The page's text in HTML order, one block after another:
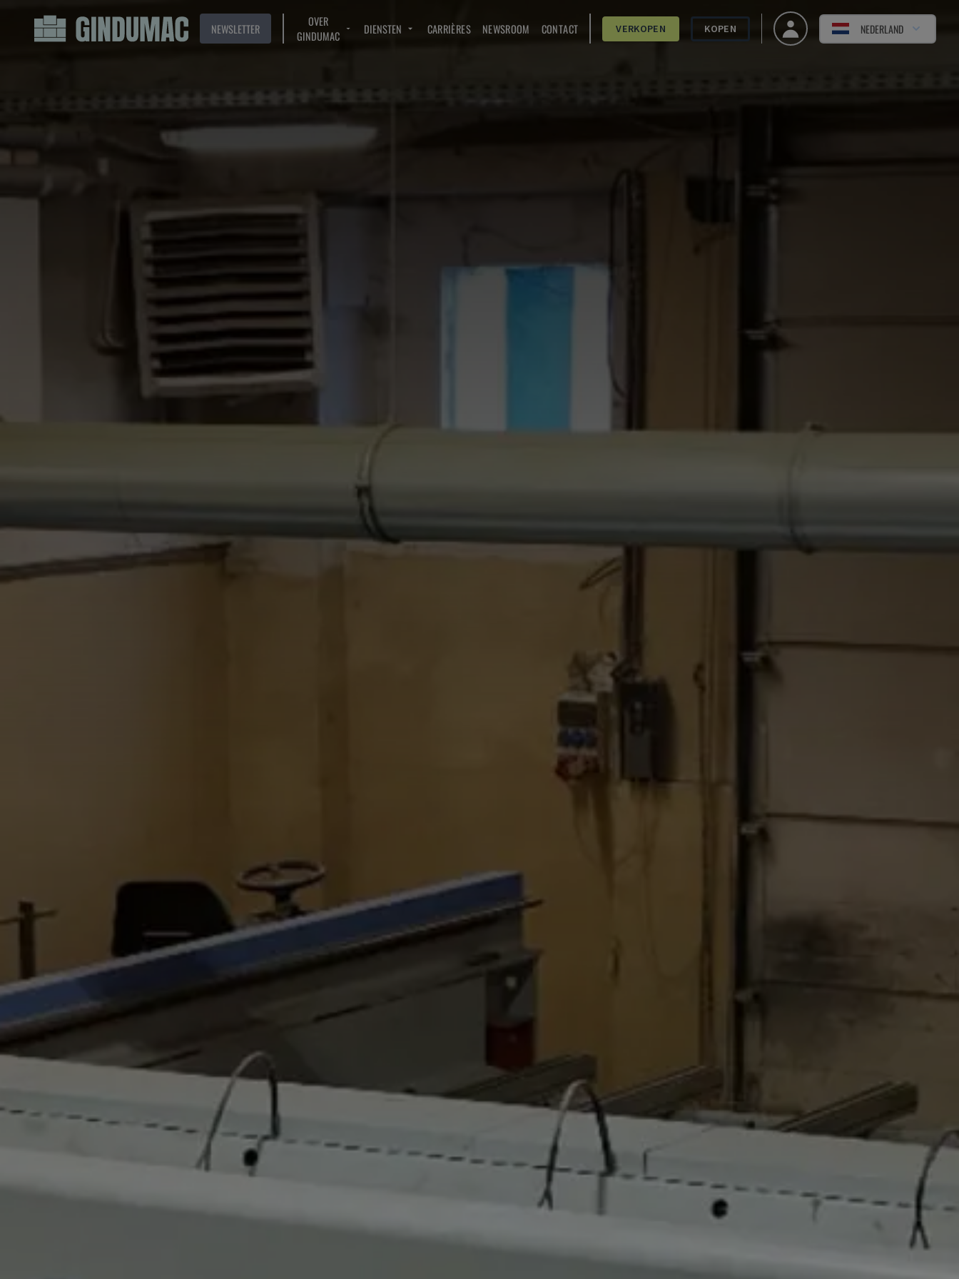
NEWSLETTER
OVER
GINDUMAC
DIENSTEN CARRIÈRES NEWSROOM CONTACT VERKOPEN KOPEN NEDERLAND